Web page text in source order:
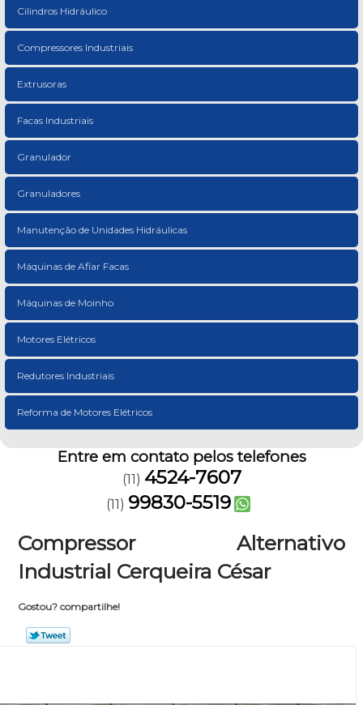
Cilindros Hidráulico
Compressores Industriais
Extrusoras
Facas Industriais
Granulador
Granuladores
Manutenção de Unidades Hidráulicas
Máquinas de Afiar Facas
Máquinas de Moinho
Motores Elétricos
Redutores Industriais
Reforma de Motores Elétricos
Entre em contato pelos telefones
(11) 4524-7607
(11) 99830-5519
Compressor Alternativo
Industrial Cerqueira César
Gostou? compartilhe!